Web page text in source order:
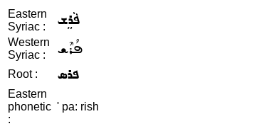
Eastern
Syriac :
ܦܵܪܸܫ
Western
Syriac :
ܦܳܪܶܫ
Root : ܦܪܣ
Eastern
phonetic
:
' pa: rish